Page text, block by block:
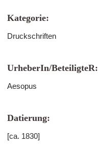
Kategorie:
Druckschriften
UrheberIn/BeteiligteR:
Aesopus
Datierung:
[ca. 1830]